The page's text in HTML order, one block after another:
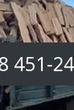
451-